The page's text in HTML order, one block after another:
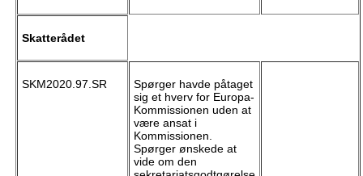
Skatterådet
SKM2020.97.SR
Spørger havde påtaget
sig et hverv for Europa-
Kommissionen uden at
være ansat i
Kommissionen.
Spørger ønskede at
vide om den